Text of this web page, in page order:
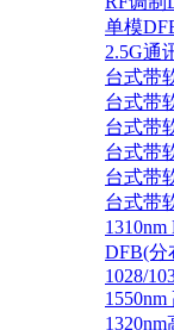
单模
2.5G通
台式带
台式带
台式带
台式带
台式带
台式带
DFB(分
1028/